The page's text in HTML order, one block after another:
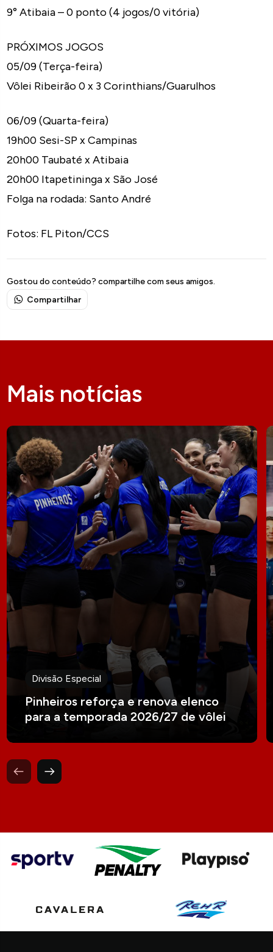
9° Atibaia – 0 ponto (4 jogos/0 vitória)
PRÓXIMOS JOGOS
05/09 (Terça-feira)
Vôlei Ribeirão 0 x 3 Corinthians/Guarulhos
06/09 (Quarta-feira)
19h00 Sesi-SP x Campinas
20h00 Taubaté x Atibaia
20h00 Itapetininga x São José
Folga na rodada: Santo André
Fotos: FL Piton/CCS
Gostou do conteúdo? compartilhe com seus amigos.
Compartilhar
Mais notícias
Divisão Especial
Pinheiros reforça e renova elenco
para a temporada 2026/27 de vôlei